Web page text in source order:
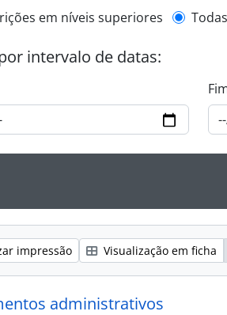
descrição de nível
em níveis superiores
intervalo de datas:
impressão Visualização em ficha
administrativos